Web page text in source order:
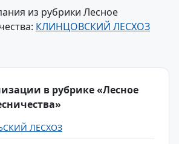
из рубрики Лесное
КЛИНЦОВСКИЙ ЛЕСХОЗ
в рубрике «Лесное
ЛЕСХОЗ